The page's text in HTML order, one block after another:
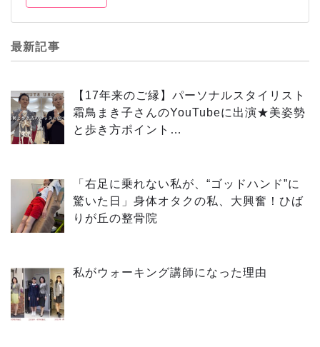
最新記事
【17年来のご縁】パーソナルスタイリスト
霜鳥まき子さんのYouTubeに出演★美姿勢
と歩き方ポイント…
「右足に乗れない私が、“ゴッドハンド”に
驚いた日」身体オタクの私、大興奮！ひば
りが丘の整骨院
私がウォーキング講師になった理由